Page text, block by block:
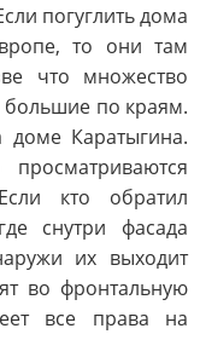
погуглить дома
то они там
что множество
большие по краям.
Каратыгина.
кто обратил
снутри фасада
их выходит
во фронтальную
все права на